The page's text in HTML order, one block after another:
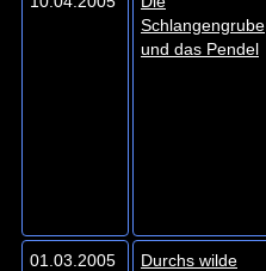
Schlangengrube
und das Pendel
01.03.2005
Durchs wilde